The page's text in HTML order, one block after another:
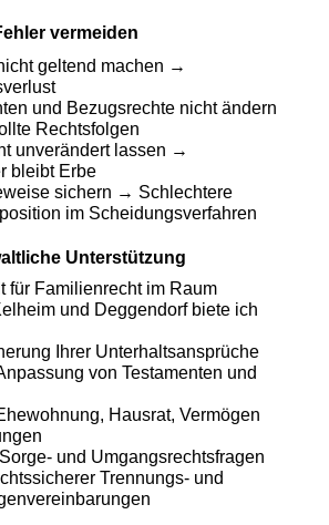
vermeiden
geltend machen →
und Bezugsrechte nicht ändern
Rechtsfolgen
unverändert lassen →
bleibt Erbe
sichern → Schlechtere
im Scheidungsverfahren
Unterstützung
für Familienrecht im Raum
und Deggendorf biete ich
Ihrer Unterhaltsansprüche
von Testamenten und
Hausrat, Vermögen
und Umgangsrechtsfragen
Trennungs- und